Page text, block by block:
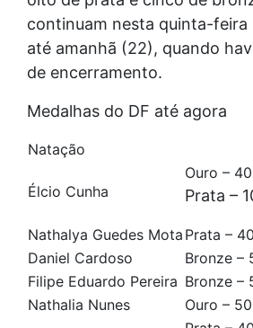
continuam nesta quinta-feira
até amanhã (22), quando
de encerramento.
Medalhas do DF até agora
Natação
Élcio Cunha
Ouro –
Prata –
Nathalya Guedes Mota Prata –
Daniel Cardoso
Bronze –
Filipe Eduardo Pereira Bronze –
Nathalia Nunes
Ouro –